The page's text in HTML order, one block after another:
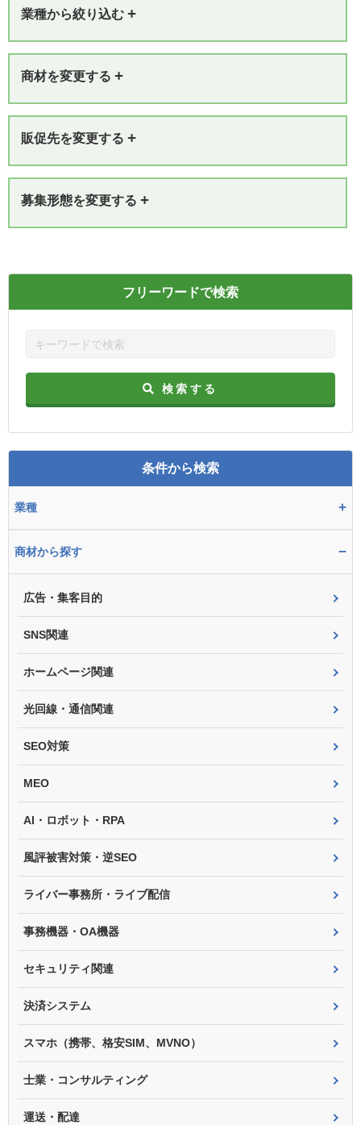
業種から絞り込む +
商材を変更する +
販促先を変更する +
募集形態を変更する +
フリーワードで検索
検索する
条件から検索
業種 +
商材から探す −
広告・集客目的
SNS関連
ホームページ関連
光回線・通信関連
SEO対策
MEO
AI・ロボット・RPA
風評被害対策・逆SEO
ライバー事務所・ライブ配信
事務機器・OA機器
セキュリティ関連
決済システム
スマホ（携帯、格安SIM、MVNO）
士業・コンサルティング
運送・配達